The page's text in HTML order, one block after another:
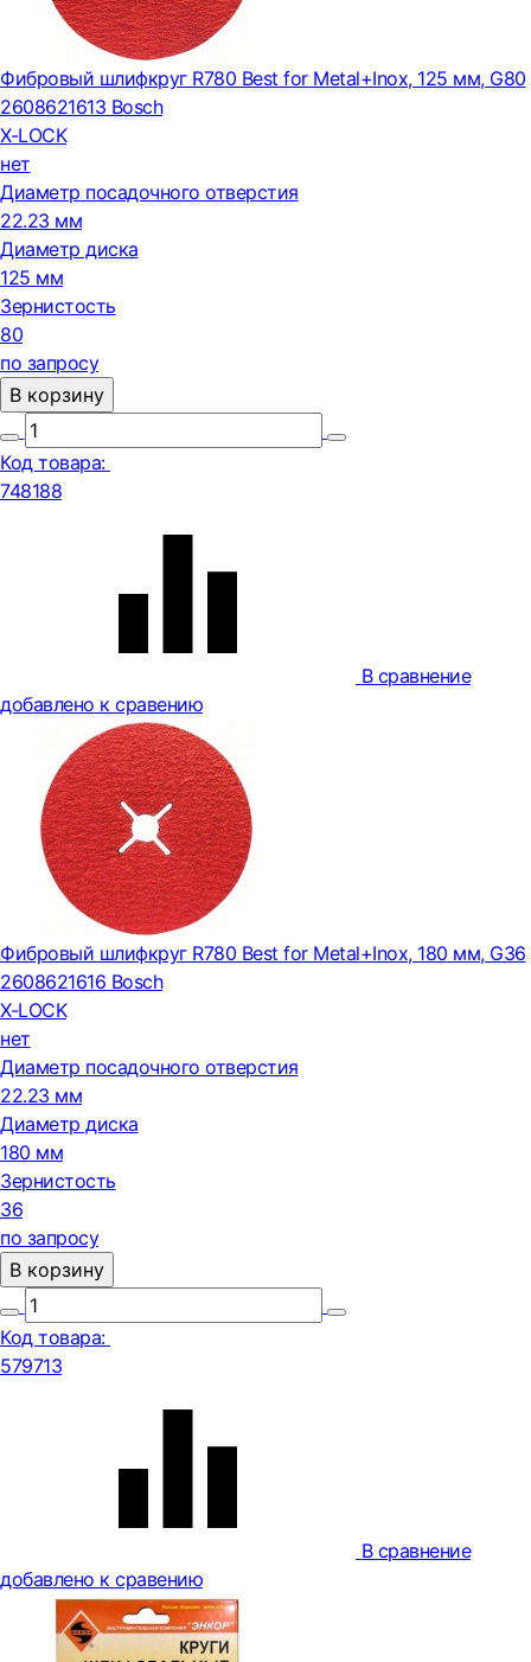
Фибровый шлифкруг R780 Best for Metal+Inox, 125 мм, G80
2608621613 Bosch
X-LOCK
нет
Диаметр посадочного отверстия
22.23 мм
Диаметр диска
125 мм
Зернистость
80
по запросу
В корзину
Код товара:
748188
В сравнение
добавлено к сравению
Фибровый шлифкруг R780 Best for Metal+Inox, 180 мм, G36
2608621616 Bosch
X-LOCK
нет
Диаметр посадочного отверстия
22.23 мм
Диаметр диска
180 мм
Зернистость
36
по запросу
В корзину
Код товара:
579713
В сравнение
добавлено к сравению